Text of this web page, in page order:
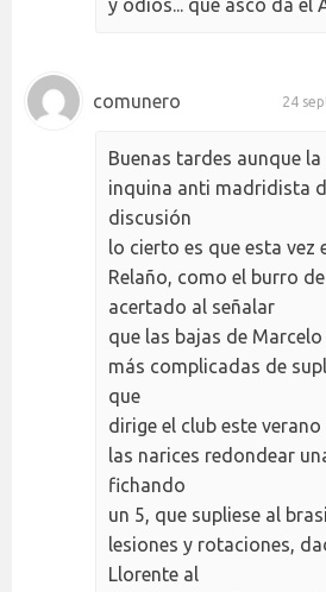
y odios... qué asco da el
comunero 24
Buenas tardes aunque
inquina anti madridista
discusión
lo cierto es que esta vez
Relaño, como el burro
acertado al señalar
que las bajas de
más complicadas de
que
dirige el club este
las narices redondear
fichando
un 5, que supliese al
lesiones y rotaciones,
Llorente al